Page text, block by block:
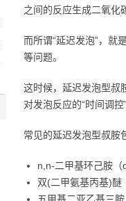
之间的反应生成二氧化
而所谓“延迟发泡”，就
等问题。
这时候，延迟发泡型叔
对发泡反应的“时间调控”
常见的延迟发泡型叔胺
n,n-二甲基环己胺（
双(二甲氨基丙基)醚